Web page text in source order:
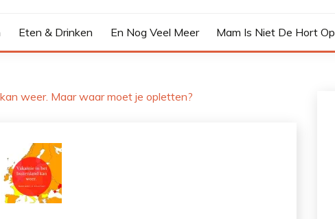
Eten & Drinken En Nog Veel Meer Mam Is Niet De Hort Op
weer. Maar waar moet je opletten?